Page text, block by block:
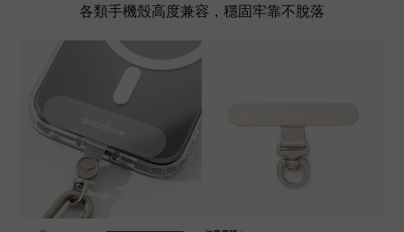
各類手機殼高度兼容，穩固牢靠不脫落